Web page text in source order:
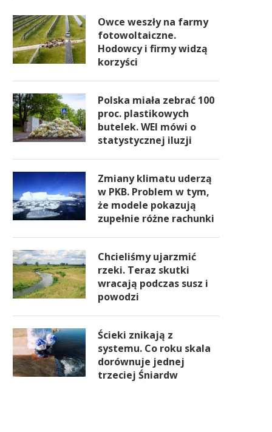
Owce weszły na farmy
fotowoltaiczne.
Hodowcy i firmy widzą
korzyści
Polska miała zebrać 100
proc. plastikowych
butelek. WEI mówi o
statystycznej iluzji
Zmiany klimatu uderzą
w PKB. Problem w tym,
że modele pokazują
zupełnie różne rachunki
Chcieliśmy ujarzmić
rzeki. Teraz skutki
wracają podczas susz i
powodzi
Ścieki znikają z
systemu. Co roku skala
dorównuje jednej
trzeciej Śniardw